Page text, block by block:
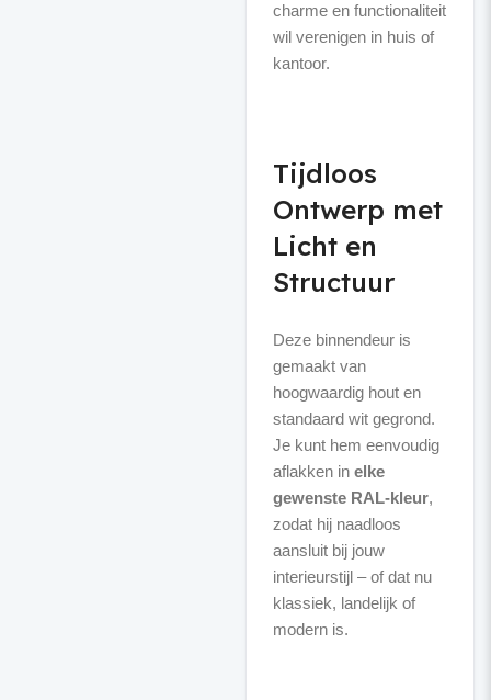
charme en functionaliteit
wil verenigen in huis of
kantoor.
Tijdloos
Ontwerp met
Licht en
Structuur
Deze binnendeur is
gemaakt van
hoogwaardig hout en
standaard wit gegrond.
Je kunt hem eenvoudig
aflakken in elke
gewenste RAL-kleur,
zodat hij naadloos
aansluit bij jouw
interieurstijl – of dat nu
klassiek, landelijk of
modern is.